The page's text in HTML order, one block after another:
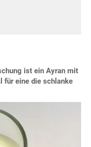
ist ein Ayran mit
für eine die schlanke